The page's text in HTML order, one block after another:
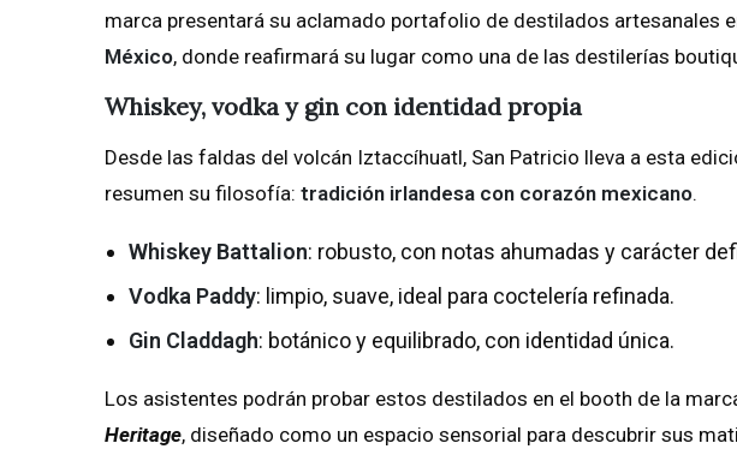
marca presentará su aclamado portafolio de destilados artesanales
México, donde reafirmará su lugar como una de las destilerías
Whiskey, vodka y gin con identidad propia
Desde las faldas del volcán Iztaccíhuatl, San Patricio lleva a esta
resumen su filosofía: tradición irlandesa con corazón mexicano.
Whiskey Battalion: robusto, con notas ahumadas y carácter
Vodka Paddy: limpio, suave, ideal para coctelería refinada.
Gin Claddagh: botánico y equilibrado, con identidad única.
Los asistentes podrán probar estos destilados en el booth de la
Heritage, diseñado como un espacio sensorial para descubrir sus